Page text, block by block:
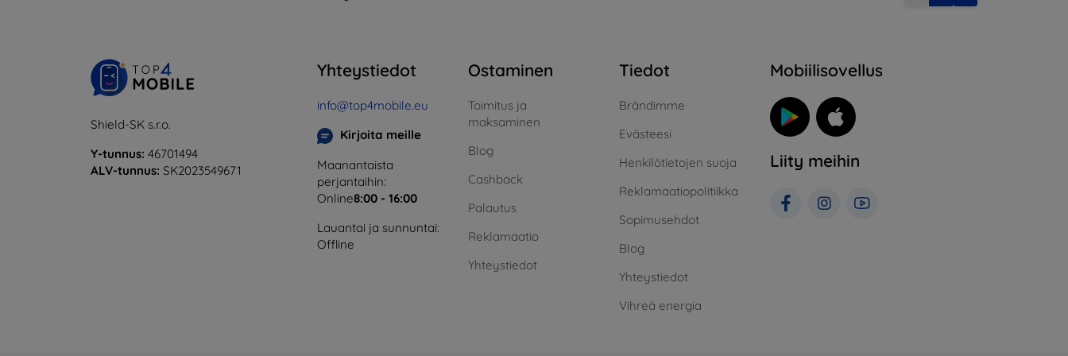
Shield-SK s.r.o.
Y-tunnus: 46701494
ALV-tunnus: SK2023549671
Yhteystiedot
info@top4mobile.eu
Kirjoita meille
Maanantaista
perjantaihin:
Online8:00 - 16:00
Lauantai ja sunnuntai:
Offline
Ostaminen
Toimitus ja
maksaminen
Blog
Cashback
Palautus
Reklamaatio
Yhteystiedot
Tiedot
Brändimme
Evästeesi
Henkilötietojen suoja
Reklamaatiopolitiikka
Sopimusehdot
Blog
Yhteystiedot
Vihreä energia
Mobiilisovellus
Liity meihin